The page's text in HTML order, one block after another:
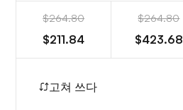
$264.80
$211.84
$264.80
$423.68
고쳐 쓰다